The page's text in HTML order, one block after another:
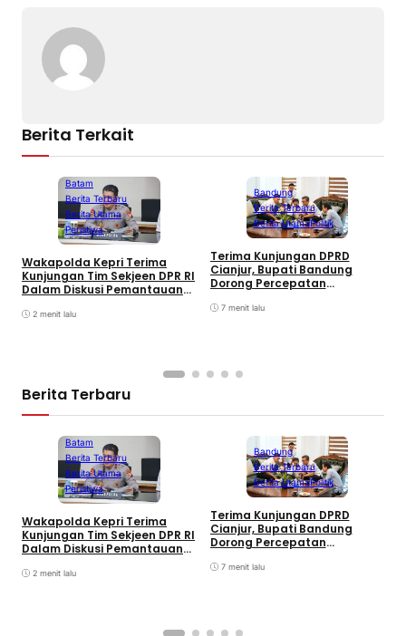
Berita Terkait
Batam
Berita Terbaru
Berita Utama
Peristiwa
Wakapolda Kepri Terima
Kunjungan Tim Sekjeen DPR RI
Dalam Diskusi Pemantauan
Keimigrasian
2 menit lalu
Bandung
Berita Terbaru
Berita UtamaPolitik
Terima Kunjungan DPRD
Cianjur, Bupati Bandung
Dorong Percepatan
Perbatasan
7 menit lalu
Berita Terbaru
Batam
Berita Terbaru
Berita Utama
Peristiwa
Wakapolda Kepri Terima
Kunjungan Tim Sekjeen DPR RI
Dalam Diskusi Pemantauan
Keimigrasian
2 menit lalu
Bandung
Berita Terbaru
Berita UtamaPolitik
Terima Kunjungan DPRD
Cianjur, Bupati Bandung
Dorong Percepatan
Perbatasan
7 menit lalu